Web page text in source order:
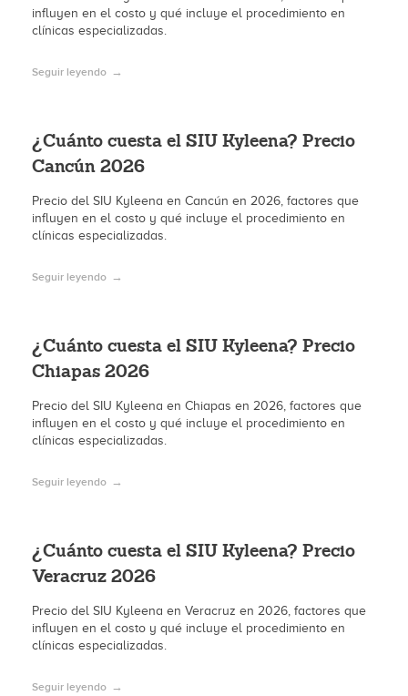
influyen en el costo y qué incluye el procedimiento en
clínicas especializadas.
Seguir leyendo
¿Cuánto cuesta el SIU Kyleena? Precio
Cancún 2026
Precio del SIU Kyleena en Cancún en 2026, factores que
influyen en el costo y qué incluye el procedimiento en
clínicas especializadas.
Seguir leyendo
¿Cuánto cuesta el SIU Kyleena? Precio
Chiapas 2026
Precio del SIU Kyleena en Chiapas en 2026, factores que
influyen en el costo y qué incluye el procedimiento en
clínicas especializadas.
Seguir leyendo
¿Cuánto cuesta el SIU Kyleena? Precio
Veracruz 2026
Precio del SIU Kyleena en Veracruz en 2026, factores que
influyen en el costo y qué incluye el procedimiento en
clínicas especializadas.
Seguir leyendo